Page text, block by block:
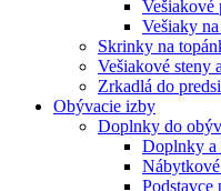
Vešiakové
Vešiaky na
Skrinky na
Vešiakové steny
Zrkadlá do
Obývacie izby
Doplnky do
Doplnky a